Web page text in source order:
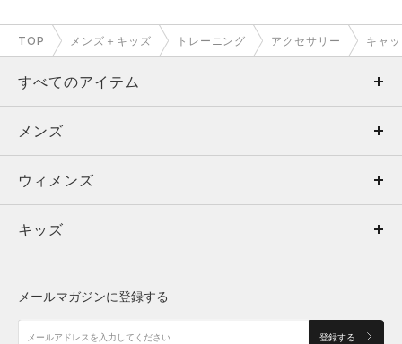
TOP メンズ＋キッズ トレーニング アクセサリー キャ
すべてのアイテム
メンズ
ウィメンズ
キッズ
アクセサリー
メンズ
トップス
ボトムス
アクセサリー
ウィメンズ
トップス
シューズ
キッズ
メールマガジンに登録する
登録する